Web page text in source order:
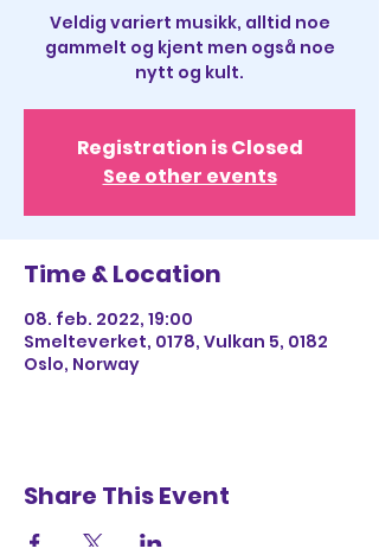
Veldig variert musikk, alltid noe
gammelt og kjent men også noe
nytt og kult.
Registration is Closed
See other events
Time & Location
08. feb. 2022, 19:00
Smelteverket, 0178, Vulkan 5, 0182
Oslo, Norway
Share This Event